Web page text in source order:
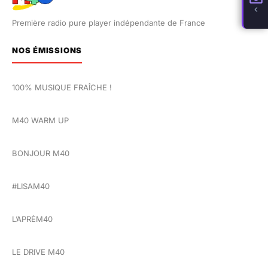
Première radio pure player indépendante de France
NOS ÉMISSIONS
100% MUSIQUE FRAÎCHE !
M40 WARM UP
BONJOUR M40
#LISAM40
L’APRÈM40
LE DRIVE M40